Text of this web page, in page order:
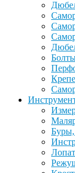
Буры,